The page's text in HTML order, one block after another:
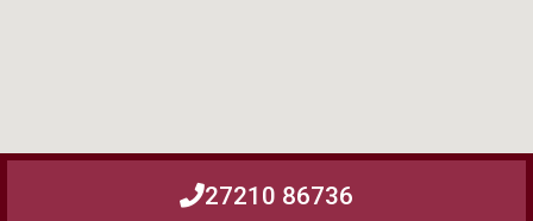
27210 86736